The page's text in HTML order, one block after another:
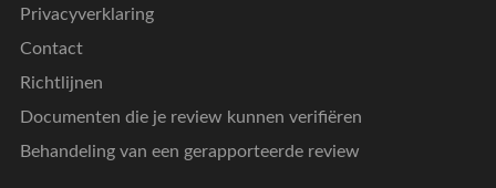
Privacyverklaring
Contact
Richtlijnen
Documenten die je review kunnen verifiëren
Behandeling van een gerapporteerde review